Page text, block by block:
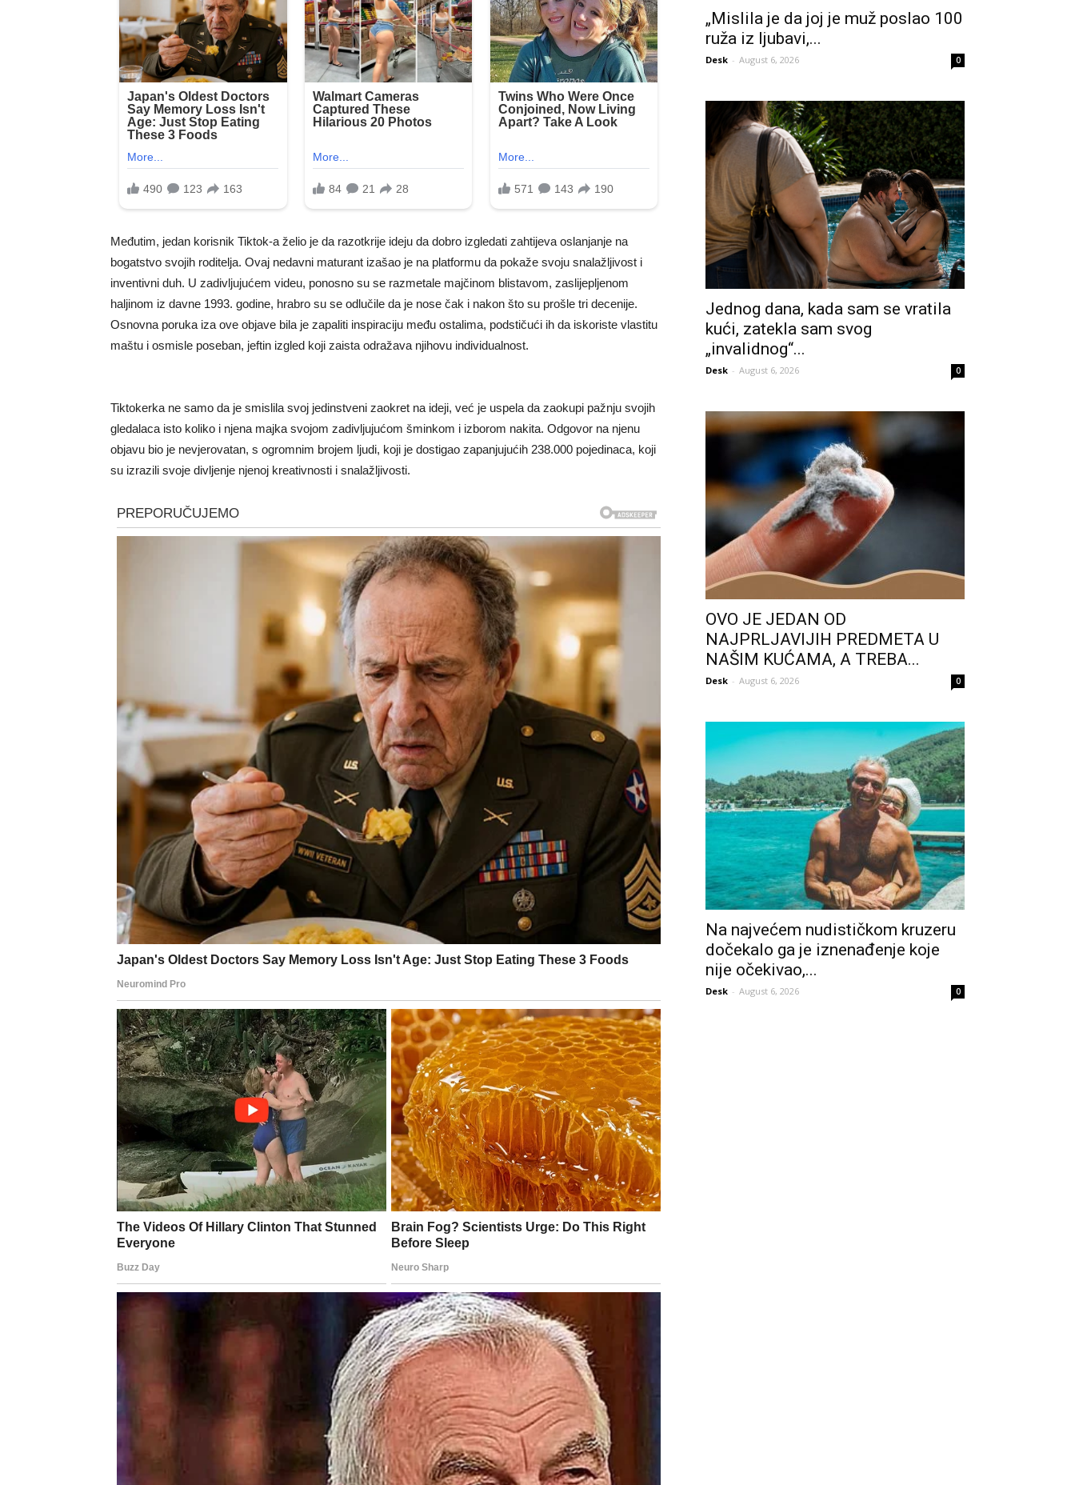
Međutim, jedan korisnik Tiktok-a želio je da razotkrije ideju da dobro izgledati zahtijeva oslanjanje na
bogatstvo svojih roditelja. Ovaj nedavni maturant izašao je na platformu da pokaže svoju snalažljivost i
inventivni duh. U zadivljujućem videu, ponosno su se razmetale majčinom blistavom, zaslijepljenom
haljinom iz davne 1993. godine, hrabro su se odlučile da je nose čak i nakon što su prošle tri decenije.
Osnovna poruka iza ove objave bila je zapaliti inspiraciju među ostalima, podstičući ih da iskoriste vlastitu
maštu i osmisle poseban, jeftin izgled koji zaista odražava njihovu individualnost.
Tiktokerka ne samo da je smislila svoj jedinstveni zaokret na ideji, već je uspela da zaokupi pažnju svojih
gledalaca isto koliko i njena majka svojom zadivljujućom šminkom i izborom nakita. Odgovor na njenu
objavu bio je nevjerovatan, s ogromnim brojem ljudi, koji je dostigao zapanjujućih 238.000 pojedinaca, koji
su izrazili svoje divljenje njenoj kreativnosti i snalažljivosti.
„Mislila je da joj je muž poslao 100
ruža iz ljubavi,...
Desk - August 6, 2026 0
Jednog dana, kada sam se vratila
kući, zatekla sam svog
„invalidnog“...
Desk - August 6, 2026 0
OVO JE JEDAN OD
NAJPRLJAVIJIH PREDMETA U
NAŠIM KUĆAMA, A TREBA...
Desk - August 6, 2026 0
Na najvećem nudističkom kruzeru
dočekalo ga je iznenađenje koje
nije očekivao,...
Desk - August 6, 2026 0